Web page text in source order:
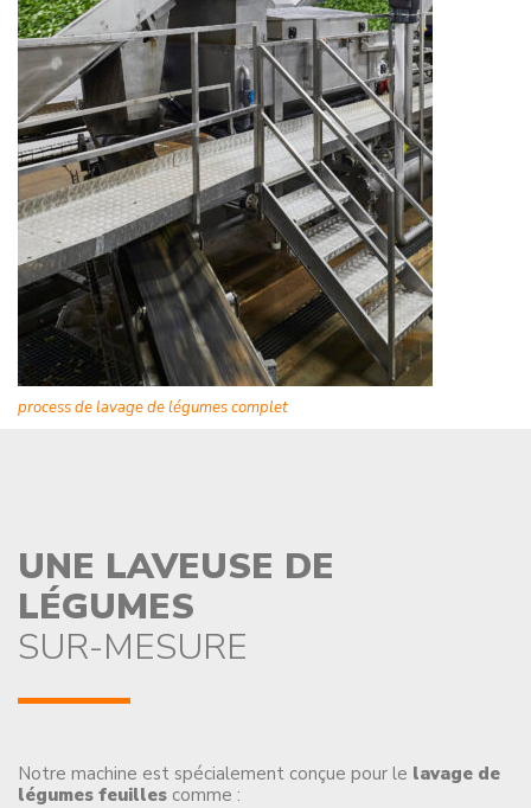
process de lavage de légumes complet
UNE LAVEUSE DE
LÉGUMES
SUR-MESURE
Notre machine est spécialement conçue pour le lavage de
légumes feuilles comme :